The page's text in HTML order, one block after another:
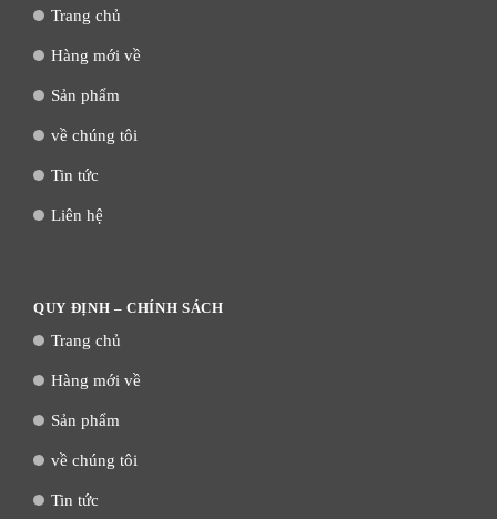
Trang chủ
Hàng mới về
Sản phẩm
về chúng tôi
Tin tức
Liên hệ
QUY ĐỊNH – CHÍNH SÁCH
Trang chủ
Hàng mới về
Sản phẩm
về chúng tôi
Tin tức